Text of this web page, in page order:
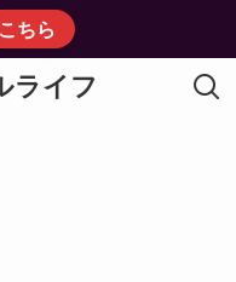
こちら
ライフ